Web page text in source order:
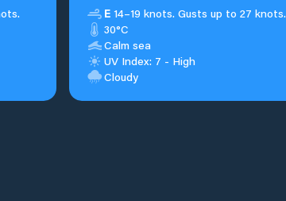
E 14–19 knots. Gusts up to 27 knots.
30°C
Calm sea
UV Index: 7 - High
Cloudy